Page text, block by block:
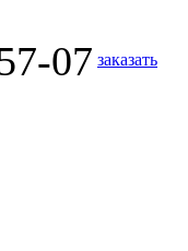
07 заказать